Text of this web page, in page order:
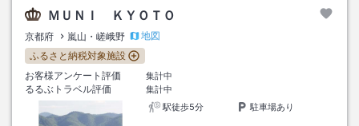
ＭＵＮＩ ＫＹＯＴＯ
京都府 嵐山・嵯峨野
地図
ふるさと納税対象施設
お客様アンケート評価
集計中
るるぶトラベル評価
集計中
駅徒歩5分
駐車場あり